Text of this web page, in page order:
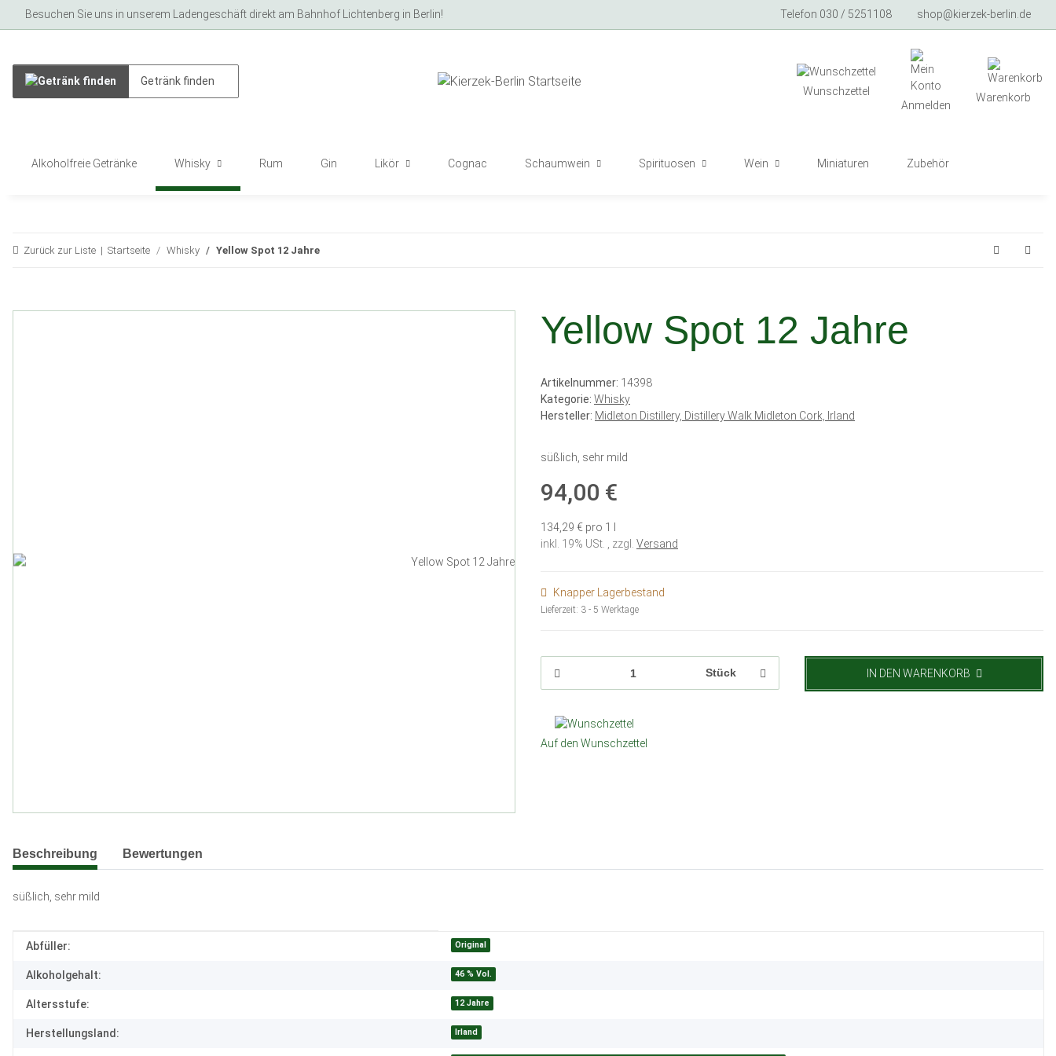
Telefon 030 / 5251108 shop@kierzek-berlin.de
Besuchen Sie uns in unserem Ladengeschäft direkt am Bahnhof Lichtenberg in Berlin!
Wunschzettel
Anmelden
Warenkorb
Alkoholfreie Getränke Whisky Rum Gin Likör Cognac Schaumwein Spirituosen Wein Miniaturen Zubehör
Zurück zur Liste Startseite Whisky Yellow Spot 12 Jahre
Yellow Spot 12 Jahre
Artikelnummer: 14398
Kategorie: Whisky
Hersteller: Midleton Distillery, Distillery Walk Midleton Cork, Irland
süßlich, sehr mild
94,00 €
134,29 € pro 1 l
inkl. 19% USt. , zzgl. Versand
Knapper Lagerbestand
Lieferzeit: 3 - 5 Werktage
Stück IN DEN WARENKORB
Auf den Wunschzettel
weitere Registerkarten anzeigen
Beschreibung Bewertungen
süßlich, sehr mild
Produkteigenschaft
Wert
Abfüller: Original
Alkoholgehalt: 46 % Vol.
Altersstufe: 12 Jahre
Herstellungsland: Irland